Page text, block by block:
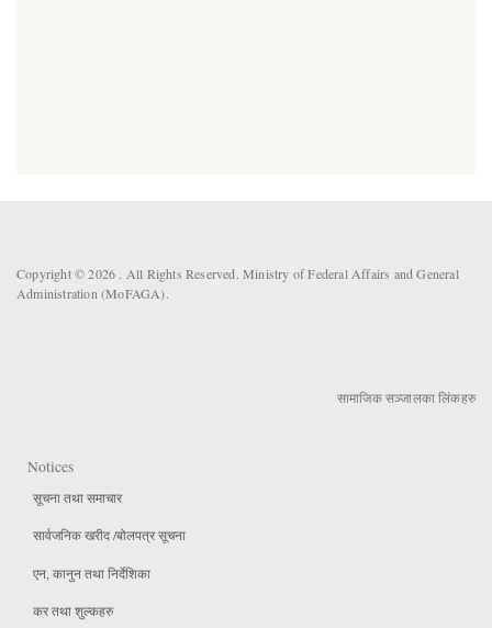
Copyright © 2026 . All Rights Reserved. Ministry of Federal Affairs and General
Administration (MoFAGA).
सामाजिक सञ्जालका लिंकहरु
Notices
सूचना तथा समाचार
सार्वजनिक खरीद /बोलपत्र सूचना
एन, कानुन तथा निर्देशिका
कर तथा शुल्कहरु